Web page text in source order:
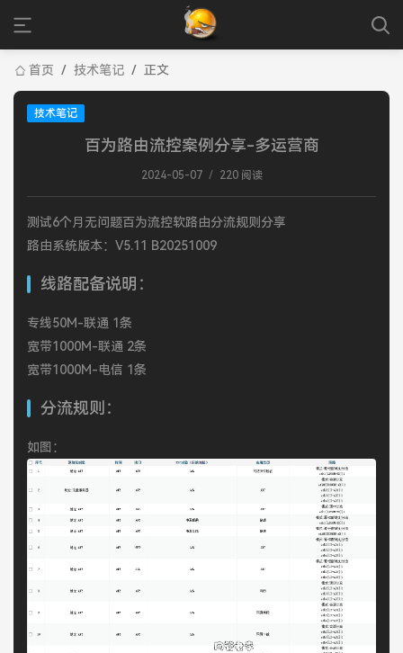
首页 / 技术笔记 / 正文
技术笔记
百为路由流控案例分享-多运营商
2024-05-07 / 220 阅读
测试6个月无问题百为流控软路由分流规则分享
路由系统版本：V5.11 B20251009
线路配备说明：
专线50M-联通 1条
宽带1000M-联通 2条
宽带1000M-电信 1条
分流规则：
如图：